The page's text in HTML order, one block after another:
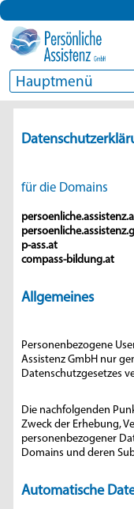
Zielseite
für die Domains
p-ass.at
compass-bildung.at
Allgemeines
Personenbezogene
Assistenz GmbH nur
Datenschutzgesetzes
Die nachfolgenden
Zweck der Erhebung,
personenbezogener
Domains und deren
Automatische